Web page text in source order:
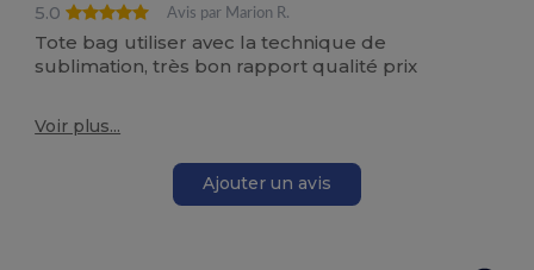
5.0
Avis par Marion R.
Tote bag utiliser avec la technique de
sublimation, très bon rapport qualité prix
Voir plus...
Ajouter un avis